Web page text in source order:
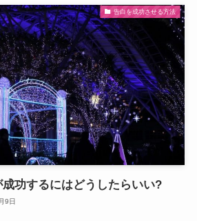
告白を成功させる方法
功するにはどうしたらいい?
9日